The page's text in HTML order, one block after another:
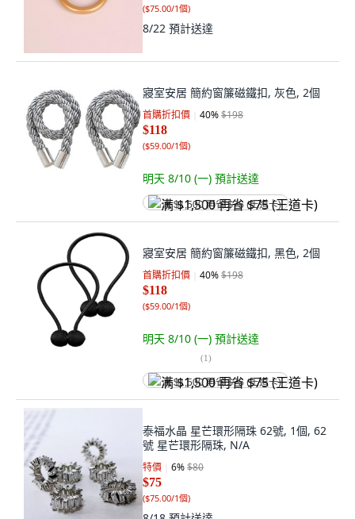
($75.00/1個)
8/22 預計送達
寢室安居 簡約窗簾磁鐵扣, 灰色, 2個
首購折扣價 40%$198
$118
($59.00/1個)
明天 8/10 (一) 預計送達
满 $1,500 再省 $75 (王道卡)
寢室安居 簡約窗簾磁鐵扣, 黑色, 2個
首購折扣價 40%$198
$118
($59.00/1個)
明天 8/10 (一) 預計送達
(1)
满 $1,500 再省 $75 (王道卡)
泰福水晶 星芒環形隔珠 62號, 1個, 62
號 星芒環形隔珠, N/A
特價 6%$80
$75
($75.00/1個)